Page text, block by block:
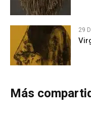
29
Más